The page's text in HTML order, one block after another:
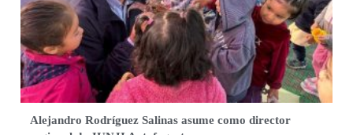
Alejandro Rodríguez Salinas asume como director